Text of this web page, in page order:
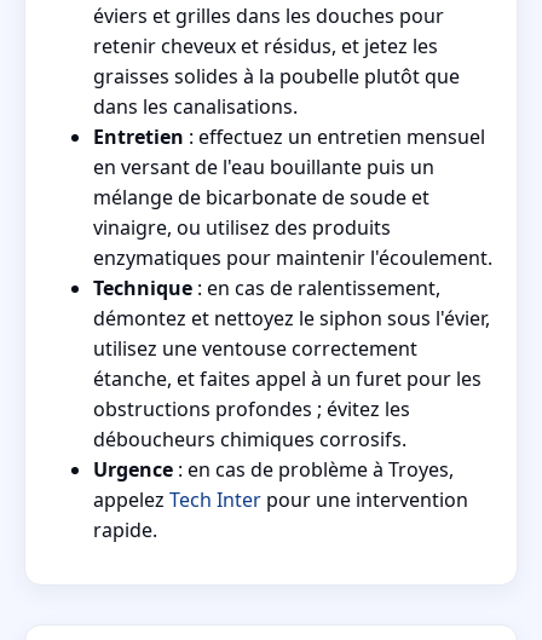
éviers et grilles dans les douches pour
retenir cheveux et résidus, et jetez les
graisses solides à la poubelle plutôt que
dans les canalisations.
Entretien : effectuez un entretien mensuel
en versant de l'eau bouillante puis un
mélange de bicarbonate de soude et
vinaigre, ou utilisez des produits
enzymatiques pour maintenir l'écoulement.
Technique : en cas de ralentissement,
démontez et nettoyez le siphon sous l'évier,
utilisez une ventouse correctement
étanche, et faites appel à un furet pour les
obstructions profondes ; évitez les
déboucheurs chimiques corrosifs.
Urgence : en cas de problème à Troyes,
appelez Tech Inter pour une intervention
rapide.